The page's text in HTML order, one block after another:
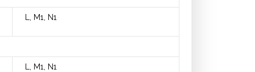
L, M1, N1
L, M1, N1